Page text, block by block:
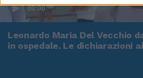
00:00
Leonardo Maria Del Vecchio
in ospedale. Le dichiarazioni